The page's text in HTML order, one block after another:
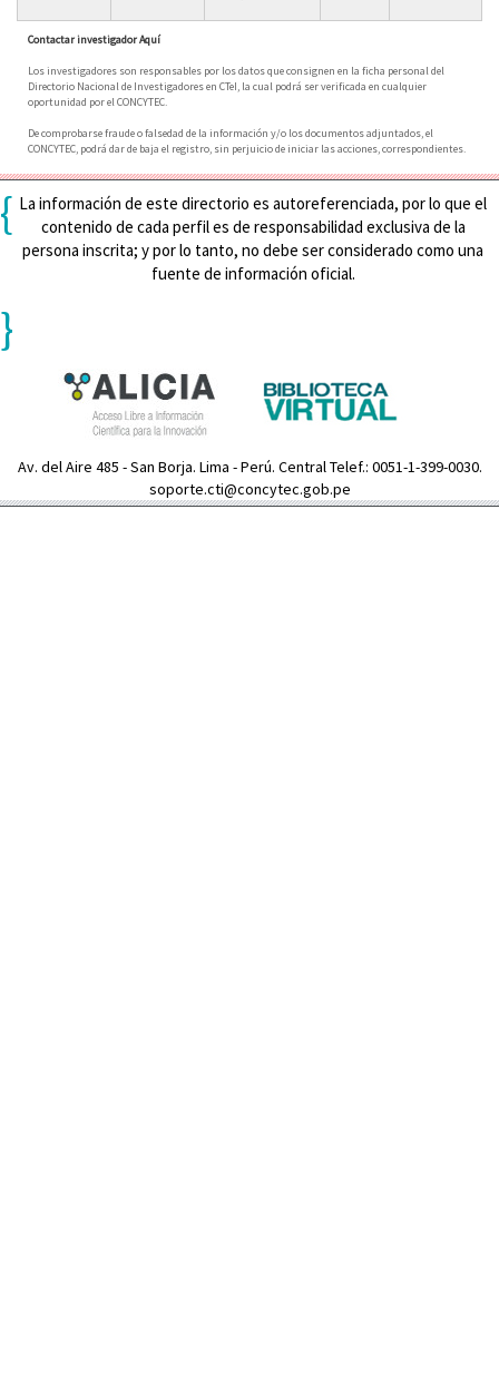
Contactar investigador Aquí
Los investigadores son responsables por los datos que consignen en la ficha personal del
Directorio Nacional de Investigadores en CTeI, la cual podrá ser verificada en cualquier
oportunidad por el CONCYTEC.
De comprobarse fraude o falsedad de la información y/o los documentos adjuntados, el
CONCYTEC, podrá dar de baja el registro, sin perjuicio de iniciar las acciones, correspondientes.
{ La información de este directorio es autoreferenciada, por lo que el
contenido de cada perfil es de responsabilidad exclusiva de la
persona inscrita; y por lo tanto, no debe ser considerado como una
fuente de información oficial.
}
Av. del Aire 485 - San Borja. Lima - Perú. Central Telef.: 0051-1-399-0030.
soporte.cti@concytec.gob.pe